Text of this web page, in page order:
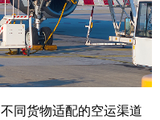
不同货物适配的空运渠道